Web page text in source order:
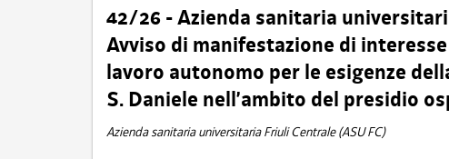
42/26 - Azienda sanitaria
Avviso di manifestazione di
lavoro autonomo per le esigenze
S. Daniele nell’ambito del presidio
Azienda sanitaria universitaria Friuli Centrale (ASU FC)